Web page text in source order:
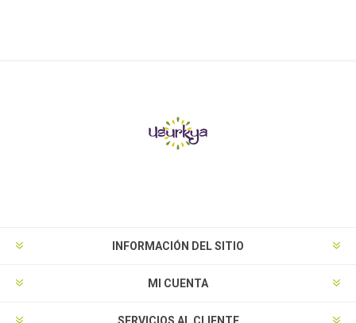
INFORMACIÓN DEL SITIO
MI CUENTA
SERVICIOS AL CLIENTE